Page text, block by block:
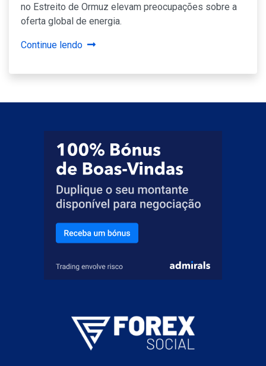
no Estreito de Ormuz elevam preocupações sobre a
oferta global de energia.
Continue lendo